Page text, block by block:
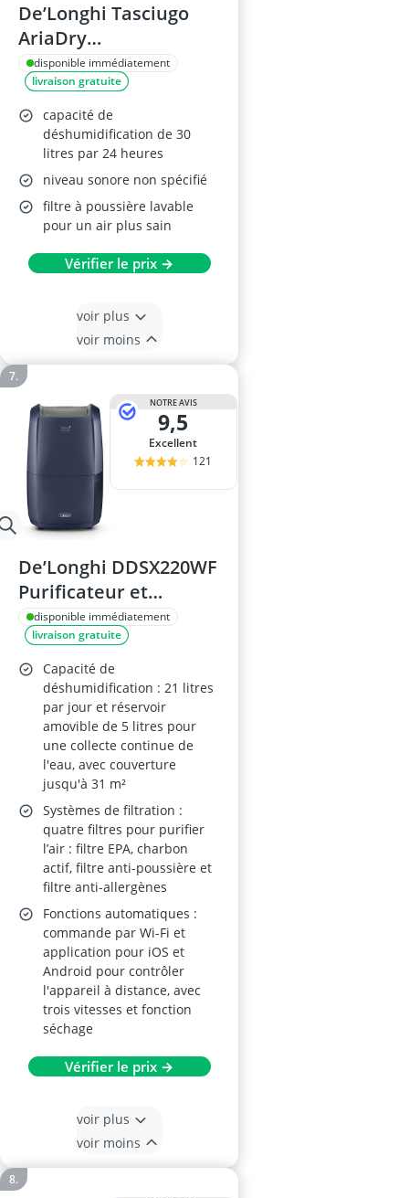
De’Longhi Tasciugo
AriaDry
Déshumidificateur
DD230P
disponible immédiatement
livraison gratuite
capacité de
déshumidification de 30
litres par 24 heures
niveau sonore non spécifié
filtre à poussière lavable
pour un air plus sain
Vérifier le prix →
voir plus
voir moins
NOTRE AVIS
9,5
Excellent
121
De’Longhi DDSX220WF
Purificateur et
déshumidificateur 2
en 1 – écran LED, Wi-Fi
disponible immédiatement
livraison gratuite
Capacité de
déshumidification : 21 litres
par jour et réservoir
amovible de 5 litres pour
une collecte continue de
l'eau, avec couverture
jusqu'à 31 m²
Systèmes de filtration :
quatre filtres pour purifier
l’air : filtre EPA, charbon
actif, filtre anti-poussière et
filtre anti-allergènes
Fonctions automatiques :
commande par Wi-Fi et
application pour iOS et
Android pour contrôler
l'appareil à distance, avec
trois vitesses et fonction
séchage
Vérifier le prix →
voir plus
voir moins